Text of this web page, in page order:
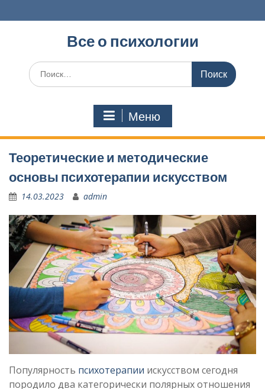
к
Все о психологии
Поиск
по:
Меню
Теоретические и методические
основы психотерапии искусством
14.03.2023 admin
Популярность психотерапии искусством сегодня
породило два категорически полярных отношения